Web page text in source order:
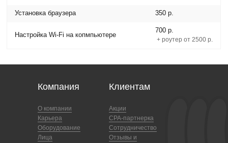
Установка браузера 350 р.
Настройка Wi-Fi на копмпьютере
700 р.
+ роутер от 2500 р.
Компания
О компании
Карьера
Оборудование
Лица
Клиентам
Акции
CPA-партнерка
Сотрудничество
Отзывы и